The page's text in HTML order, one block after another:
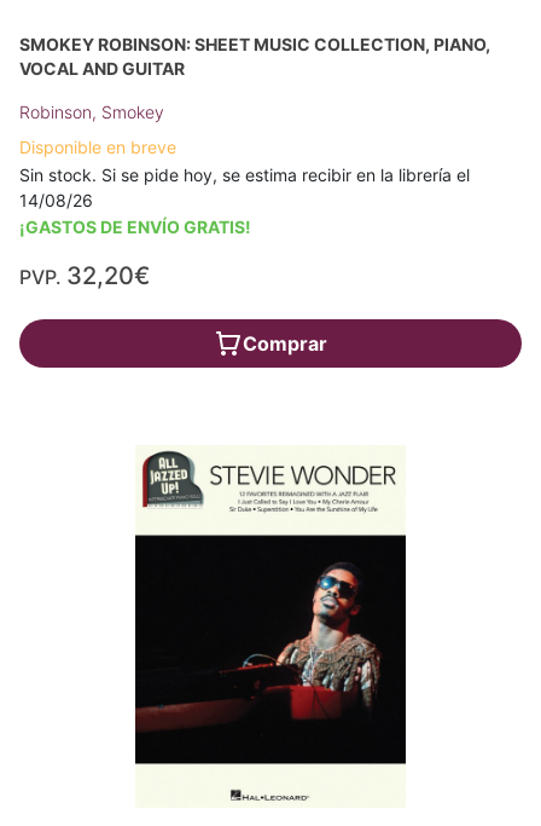
SMOKEY ROBINSON: SHEET MUSIC COLLECTION, PIANO,
VOCAL AND GUITAR
Robinson, Smokey
Disponible en breve
Sin stock. Si se pide hoy, se estima recibir en la librería el
14/08/26
¡GASTOS DE ENVÍO GRATIS!
PVP. 32,20€
Comprar